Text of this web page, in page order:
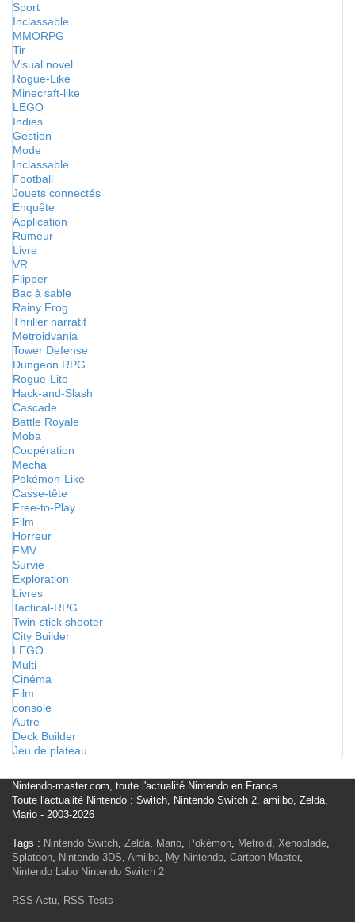
Sport
Inclassable
MMORPG
Tir
Visual novel
Rogue-Like
Minecraft-like
LEGO
Indies
Gestion
Mode
Inclassable
Football
Jouets connectés
Enquête
Application
Rumeur
Livre
VR
Flipper
Bac à sable
Rainy Frog
Thriller narratif
Metroidvania
Tower Defense
Dungeon RPG
Rogue-Lite
Hack-and-Slash
Cascade
Battle Royale
Moba
Coopération
Mecha
Pokémon-Like
Casse-tête
Free-to-Play
Film
Horreur
FMV
Survie
Exploration
Livres
Tactical-RPG
Twin-stick shooter
City Builder
LEGO
Multi
Cinéma
Film
console
Autre
Deck Builder
Jeu de plateau
Nintendo-master.com, toute l'actualité Nintendo en France
Toute l'actualité Nintendo : Switch, Nintendo Switch 2, amiibo, Zelda,
Mario - 2003-2026
Tags : Nintendo Switch, Zelda, Mario, Pokémon, Metroid, Xenoblade,
Splatoon, Nintendo 3DS, Amiibo, My Nintendo, Cartoon Master,
Nintendo Labo Nintendo Switch 2
RSS Actu, RSS Tests